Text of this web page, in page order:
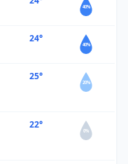
40%
24°
40%
25°
20%
22°
0%